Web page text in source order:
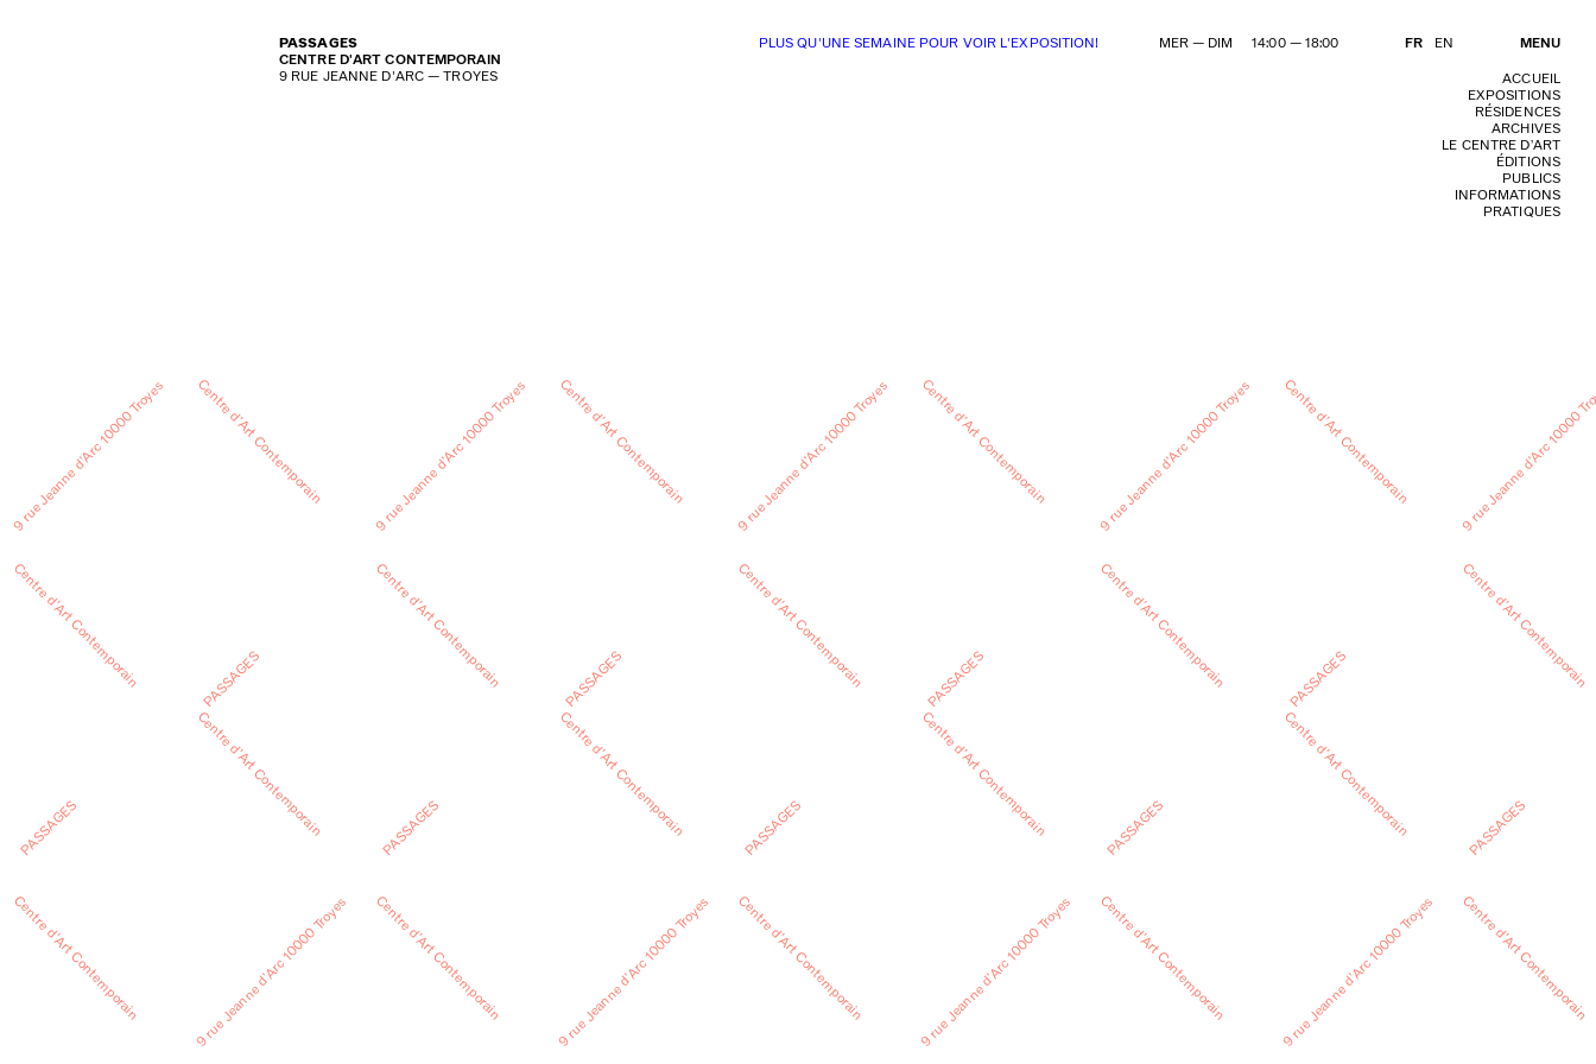
PASSAGES
CENTRE D'ART CONTEMPORAIN
9 RUE JEANNE D'ARC — TROYES
PLUS QU'UNE SEMAINE POUR VOIR L'EXPOSITION! MER — DIM 14:00 — 18:00 FR EN MENU
ACCUEIL
EXPOSITIONS
RÉSIDENCES
ARCHIVES
LE CENTRE D’ART
ÉDITIONS
PUBLICS
INFORMATIONS
PRATIQUES
9 rue Jeanne d’Arc 10000 Troyes
Centre d’Art Contemporain
PASSAGES
Centre d’Art Contemporain
Centre d’Art Contemporain
PASSAGES
Centre d’Art Contemporain
9 rue Jeanne d’Arc 10000 Troyes
9 rue Jeanne d’Arc 10000 Troyes
Centre d’Art Contemporain
PASSAGES
Centre d’Art Contemporain
Centre d’Art Contemporain
PASSAGES
Centre d’Art Contemporain
9 rue Jeanne d’Arc 10000 Troyes
9 rue Jeanne d’Arc 10000 Troyes
Centre d’Art Contemporain
PASSAGES
Centre d’Art Contemporain
Centre d’Art Contemporain
PASSAGES
Centre d’Art Contemporain
9 rue Jeanne d’Arc 10000 Troyes
9 rue Jeanne d’Arc 10000 Troyes
Centre d’Art Contemporain
PASSAGES
Centre d’Art Contemporain
Centre d’Art Contemporain
PASSAGES
Centre d’Art Contemporain
9 rue Jeanne d’Arc 10000 Troyes
9 rue Jeanne d’Arc
Centre d’Art Contemporain
PASSAGES
Centre d’Art Contemporain